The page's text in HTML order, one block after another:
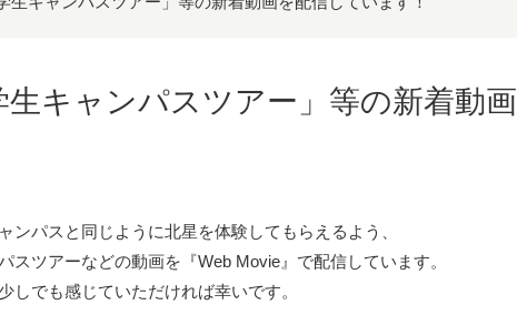
生キャンパスツアー」等の新着動画
パスと同じように北星を体験してもらえるよう、
スツアーなどの動画を『Web Movie』で配信しています。
しでも感じていただければ幸いです。